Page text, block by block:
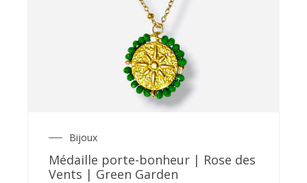
Bijoux
Médaille porte-bonheur | Rose des
Vents | Green Garden